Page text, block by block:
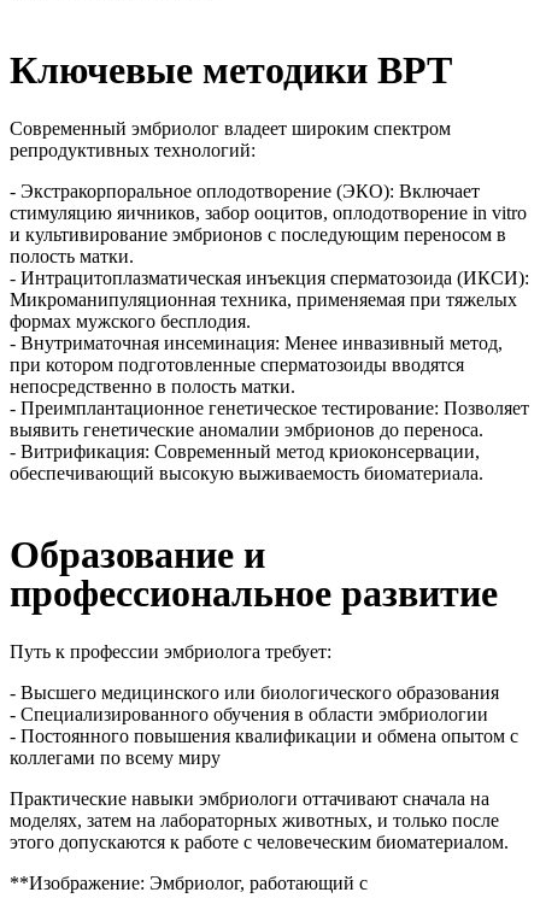
Ключевые методики ВРТ
Современный эмбриолог владеет широким спектром
репродуктивных технологий:
- Экстракорпоральное оплодотворение (ЭКО): Включает
стимуляцию яичников, забор ооцитов, оплодотворение in vitro
и культивирование эмбрионов с последующим переносом в
полость матки.
- Интрацитоплазматическая инъекция сперматозоида (ИКСИ):
Микроманипуляционная техника, применяемая при тяжелых
формах мужского бесплодия.
- Внутриматочная инсеминация: Менее инвазивный метод,
при котором подготовленные сперматозоиды вводятся
непосредственно в полость матки.
- Преимплантационное генетическое тестирование: Позволяет
выявить генетические аномалии эмбрионов до переноса.
- Витрификация: Современный метод криоконсервации,
обеспечивающий высокую выживаемость биоматериала.
Образование и
профессиональное развитие
Путь к профессии эмбриолога требует:
- Высшего медицинского или биологического образования
- Специализированного обучения в области эмбриологии
- Постоянного повышения квалификации и обмена опытом с
коллегами по всему миру
Практические навыки эмбриологи оттачивают сначала на
моделях, затем на лабораторных животных, и только после
этого допускаются к работе с человеческим биоматериалом.
**Изображение: Эмбриолог, работающий с